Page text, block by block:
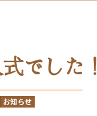
でした！
お知らせ